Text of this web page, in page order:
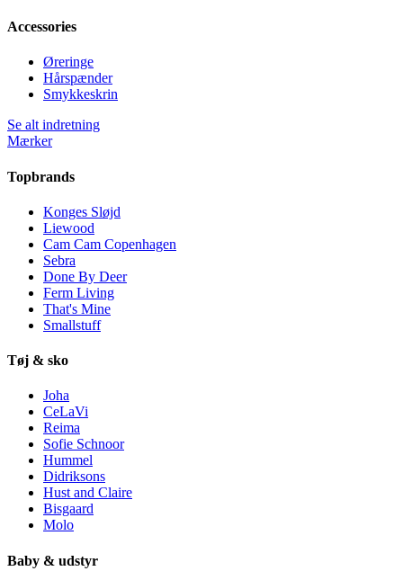
Accessories
Øreringe
Hårspænder
Smykkeskrin
Se alt indretning
Mærker
Topbrands
Konges Sløjd
Liewood
Cam Cam Copenhagen
Sebra
Done By Deer
Ferm Living
That's Mine
Smallstuff
Tøj & sko
Joha
CeLaVi
Reima
Sofie Schnoor
Hummel
Didriksons
Hust and Claire
Bisgaard
Molo
Baby & udstyr